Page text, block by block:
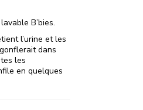
B’bies.
l’urine et les
dans
les
en quelques